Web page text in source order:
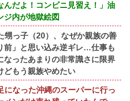
んだよ！コンビニ見習え！」油
ジ内が地獄絵図
甥っ子（20）、なぜか親族の善
前」と思い込み逆ギレ…仕事も
なったあまりの非常識さに限界
どもう親族やめたい
になった沖縄のスーパーに行っ